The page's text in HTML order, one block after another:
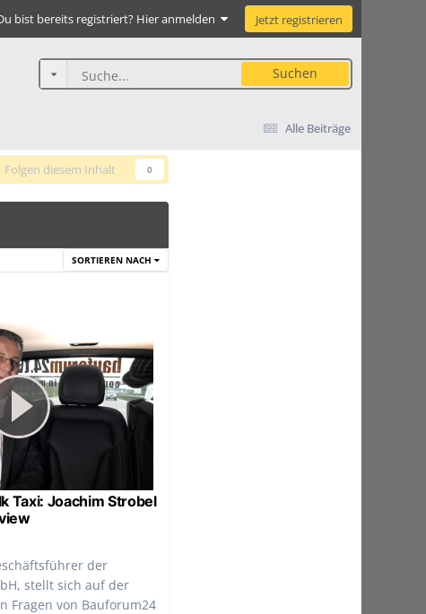
bist bereits registriert? Hier anmelden Jetzt registrieren
Suchen
Alle Beiträge
Folgen diesem Inhalt 0
SORTIEREN NACH
Taxi: Joachim Strobel
der
stellt sich auf der
Fragen von Bauforum24